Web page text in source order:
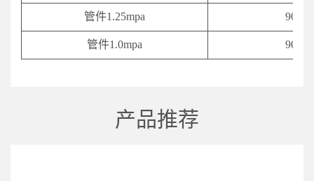
管件1.25mpa 90-
管件1.0mpa 90-
产品推荐